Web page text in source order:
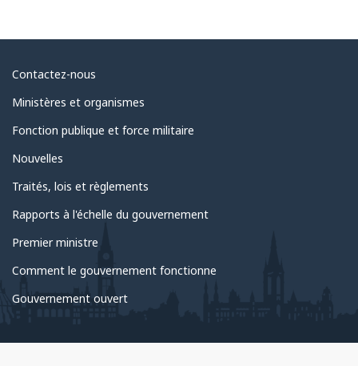
Au
sujet
du
gouvernement
Contactez-nous
Ministères et organismes
Fonction publique et force militaire
Nouvelles
Traités, lois et règlements
Rapports à l'échelle du gouvernement
Premier ministre
Comment le gouvernement fonctionne
Gouvernement ouvert